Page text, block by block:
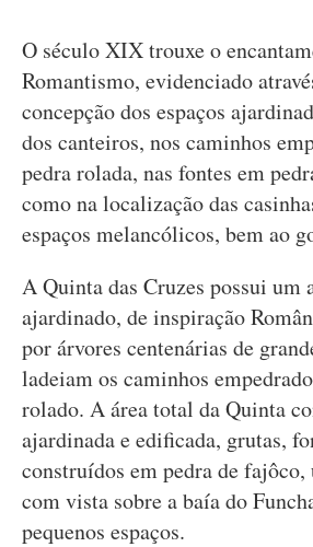
O século XIX trouxe o
Romantismo, evidenciado
concepção dos espaços
dos canteiros, nos caminhos
pedra rolada, nas fontes em
como na localização das
espaços melancólicos, bem ao
A Quinta das Cruzes possui um
ajardinado, de inspiração
por árvores centenárias de
ladeiam os caminhos
rolado. A área total da Quinta
ajardinada e edificada, grutas,
construídos em pedra de
com vista sobre a baía do
pequenos espaços.